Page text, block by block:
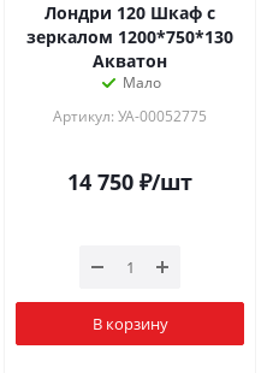
Лондри 120 Шкаф с
зеркалом 1200*750*130
Акватон
Мало
Артикул: УА-00052775
14 750 ₽/шт
В корзину